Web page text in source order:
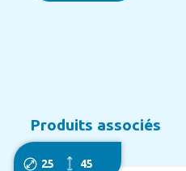
Produits associés
25 45